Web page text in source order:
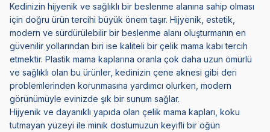
Kedinizin hijyenik ve sağlıklı bir beslenme alanına sahip olması
için doğru ürün tercihi büyük önem taşır. Hijyenik, estetik,
modern ve sürdürülebilir bir beslenme alanı oluşturmanın en
güvenilir yollarından biri ise kaliteli bir çelik mama kabı tercih
etmektir. Plastik mama kaplarına oranla çok daha uzun ömürlü
ve sağlıklı olan bu ürünler, kedinizin çene aknesi gibi deri
problemlerinden korunmasına yardımcı olurken, modern
görünümüyle evinizde şık bir sunum sağlar.
Hijyenik ve dayanıklı yapıda olan çelik mama kapları, koku
tutmayan yüzeyi ile minik dostumuzun keyifli bir öğün